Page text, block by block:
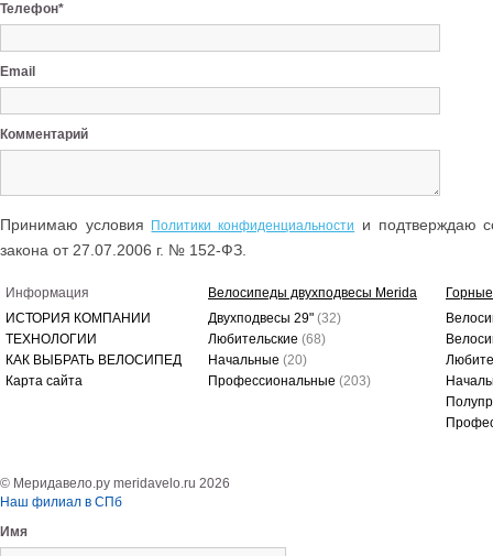
Телефон*
Email
Комментарий
Принимаю условия Политики конфиденциальности
и подтверждаю
закона от 27.07.2006 г. № 152-ФЗ.
Информация
ИСТОРИЯ КОМПАНИИ
ТЕХНОЛОГИИ
КАК ВЫБРАТЬ ВЕЛОСИПЕД
Карта сайта
Велосипеды двухподвесы Merida
Двухподвесы 29" (32)
Любительские (68)
Начальные (20)
Профессиональные (203)
© Меридавело.ру meridavelo.ru 2026
Наш филиал в СПб
Имя